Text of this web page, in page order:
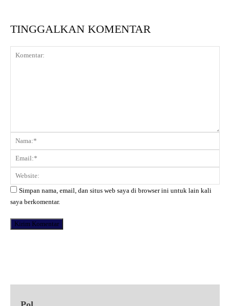
TINGGALKAN KOMENTAR
Komentar:
Simpan nama, email, dan situs web saya di browser ini untuk lain kali
saya berkomentar.